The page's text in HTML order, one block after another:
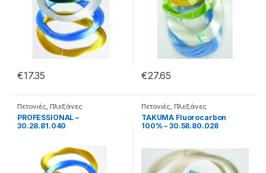
€17.35 €27.65
Πετονιές, Πλεξάνες
PROFESSIONAL –
30.28.81.040
Πετονιές, Πλεξάνες
TAKUMA Fluorocarbon
100% – 30.58.80.028